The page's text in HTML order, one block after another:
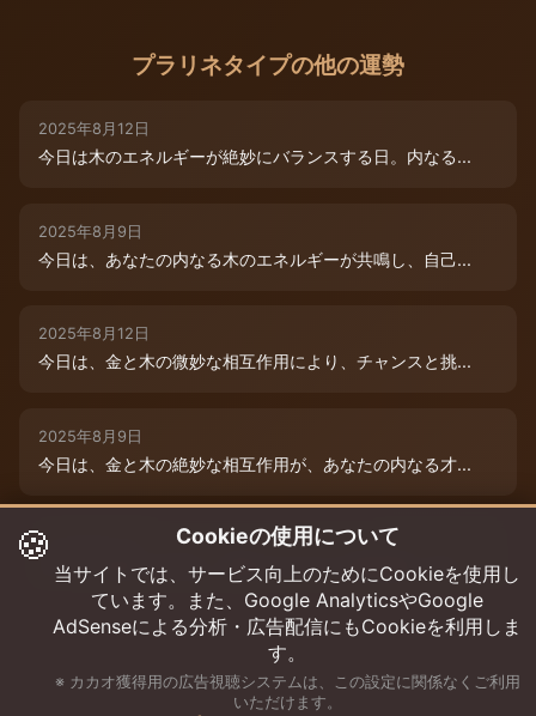
プラリネタイプの他の運勢
2025年8月12日
今日は木のエネルギーが絶妙にバランスする日。内なる...
2025年8月9日
今日は、あなたの内なる木のエネルギーが共鳴し、自己...
2025年8月12日
今日は、金と木の微妙な相互作用により、チャンスと挑...
2025年8月9日
今日は、金と木の絶妙な相互作用が、あなたの内なる才...
2025年8月12日
木と木が出会う今日は、成長エネルギーが絶好調！まる...
🍪 Cookieの使用について
当サイトでは、サービス向上のためにCookieを使用し
ています。また、Google AnalyticsやGoogle
AdSenseによる分析・広告配信にもCookieを利用しま
す。
※ カカオ獲得用の広告視聴システムは、この設定に関係なくご利用
いただけます。